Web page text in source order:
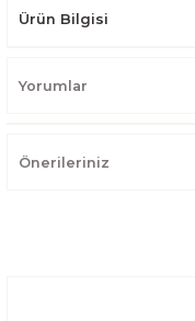
Ürün Bilgisi
Yorumlar
Önerileriniz